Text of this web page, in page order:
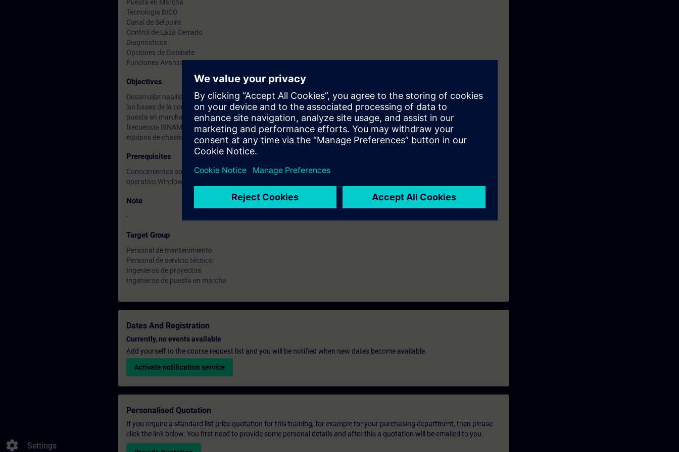
settings Settings
Puesta en Marcha
Tecnología BICO
Canal de Setpoint
Control de Lazo Cerrado
Diagnósticos
Opciones de Gabinete
Funciones Avanzadas
Objectives
Desarrollar habilidades de integración y detección de fallos, conociendo
las bases de la construcción de los SINAMICS, así como sus fundamentos de parametrización y control, mediante la
puesta en marcha y configuración de aplicaciones de control con variador de
frecuencia SINAMICS en accionamiento de motores CA y conociendo de forma teórica la electrónica de potencia de
equipos de chasís y gabinete..
Prerequisites
Conocimientos sobre motores eléctricos CA, fundamentos de electrónica e informática (buen manejo de sistema
operativo Windows).
Note
-
Target Group
Personal de mantenimiento
Personal de servicio técnico
Ingenieros de proyectos
Ingenieros de puesta en marcha
Dates And Registration
Currently, no events available
Add yourself to the course request list and you will be notified when new dates become available.
Activate notification service
Personalised Quotation
If you require a standard list price quotation for this training, for example for your purchasing department, then please
click the link below. You first need to provide some personal details and after this a quotation will be emailed to you.